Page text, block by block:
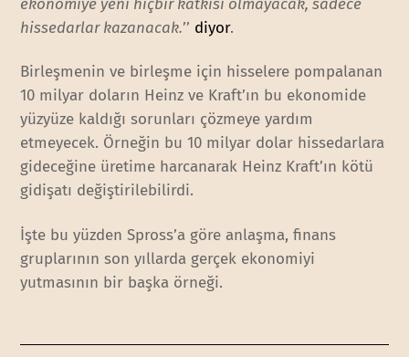
ekonomiye yeni hiçbir katkısı olmayacak, sadece
hissedarlar kazanacak.’’ diyor.
Birleşmenin ve birleşme için hisselere pompalanan
10 milyar doların Heinz ve Kraft’ın bu ekonomide
yüzyüze kaldığı sorunları çözmeye yardım
etmeyecek. Örneğin bu 10 milyar dolar hissedarlara
gideceğine üretime harcanarak Heinz Kraft’ın kötü
gidişatı değiştirilebilirdi.
İşte bu yüzden Spross’a göre anlaşma, finans
gruplarının son yıllarda gerçek ekonomiyi
yutmasının bir başka örneği.